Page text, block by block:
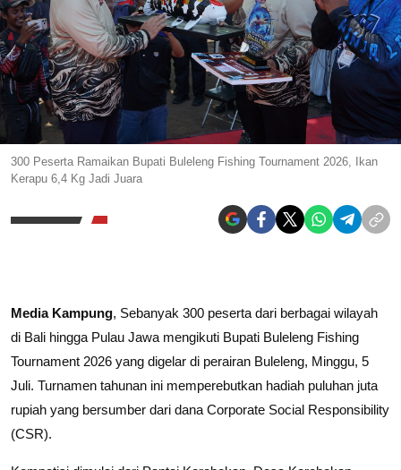
300 Peserta Ramaikan Bupati Buleleng Fishing Tournament 2026, Ikan
Kerapu 6,4 Kg Jadi Juara
Media Kampung, Sebanyak 300 peserta dari berbagai wilayah
di Bali hingga Pulau Jawa mengikuti Bupati Buleleng Fishing
Tournament 2026 yang digelar di perairan Buleleng, Minggu, 5
Juli. Turnamen tahunan ini memperebutkan hadiah puluhan juta
rupiah yang bersumber dari dana Corporate Social Responsibility
(CSR).